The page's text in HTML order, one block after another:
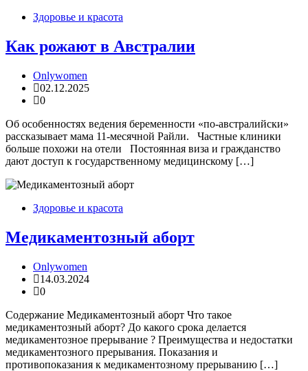
Здоровье и красота
Как рожают в Австралии
Onlywomen
02.12.2025
0
Об особенностях ведения беременности «по-австралийски»
рассказывает мама 11-месячной Райли. Частные клиники
больше похожи на отели Постоянная виза и гражданство
дают доступ к государственному медицинскому […]
Здоровье и красота
Медикаментозный аборт
Onlywomen
14.03.2024
0
Содержание Медикаментозный аборт Что такое
медикаментозный аборт? До какого срока делается
медикаментозное прерывание ? Преимущества и недостатки
медикаментозного прерывания. Показания и
противопоказания к медикаментозному прерыванию […]